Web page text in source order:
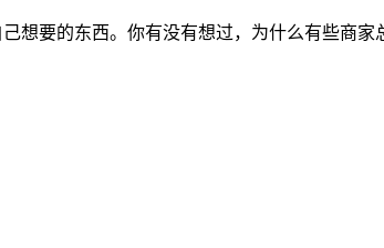
想要的东西。你有没有想过，为什么有些商